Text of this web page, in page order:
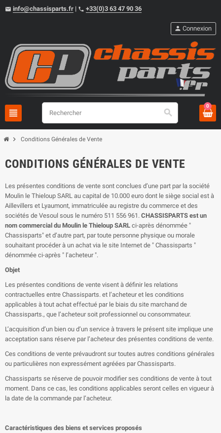
email info@chassisparts.fr | phone +33(0)3 63 47 90 36
view_headline search
person Connexion
0
chevron_right Conditions Générales de Vente
CONDITIONS GÉNÉRALES DE VENTE
Les présentes conditions de vente sont conclues d’une part par la société
Moulin le Thieloup SARL au capital de 10.000 euro dont le siège social est à
Aillevillers et Lyaumont, immatriculée au registre du commerce et des
sociétés de Vesoul sous le numéro 511 556 961. CHASSISPARTS est un
nom commercial du Moulin le Thieloup SARL ci-après dénommée "
Chassisparts" et d’autre part, par toute personne physique ou morale
souhaitant procéder à un achat via le site Internet de " Chassisparts "
dénommée ci-après " l’acheteur ".
Objet
Les présentes conditions de vente visent à définir les relations
contractuelles entre Chassisparts. et l’acheteur et les conditions
applicables à tout achat effectué par le biais du site marchand de
Chassisparts., que l’acheteur soit professionnel ou consommateur.
L’acquisition d’un bien ou d’un service à travers le présent site implique une
acceptation sans réserve par l’acheteur des présentes conditions de vente.
Ces conditions de vente prévaudront sur toutes autres conditions générales
ou particulières non expressément agréées par Chassisparts.
Chassisparts se réserve de pouvoir modifier ses conditions de vente à tout
moment. Dans ce cas, les conditions applicables seront celles en vigueur à
la date de la commande par l’acheteur.
Caractéristiques des biens et services proposés